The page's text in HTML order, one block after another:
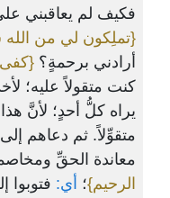
فكيف لم يعاقبني
{تملِكون لي من الله
أرادني برحمةٍ؟ {كفى
كنت متقولاً عليه؛
يراه كلُّ أحدٍ؛ لأنَّ
متقوِّلاً. ثم دعاهم
معاندة الحقِّ
الرحيم}؛ أي: فتوبوا